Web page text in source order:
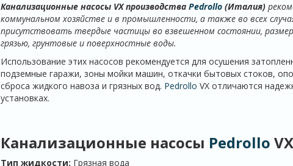
Канализационные насосы VX производства Pedrollo(Италия)
коммунальном хозяйстве и в промышленности, а также во всех
присутствовать твердые частицы во взвешенном состоянии,
грязью, грунтовые и поверхностные воды.
Использование этих насосов рекомендуется для осушения
подземные гаражи, зоны мойки машин, откачки бытовых стоков,
сброса жидкого навоза и грязных вод. Pedrollo VX отличаются
установках.
Канализационные насосы Pedrollo VX
Тип жидкости: Грязная вода